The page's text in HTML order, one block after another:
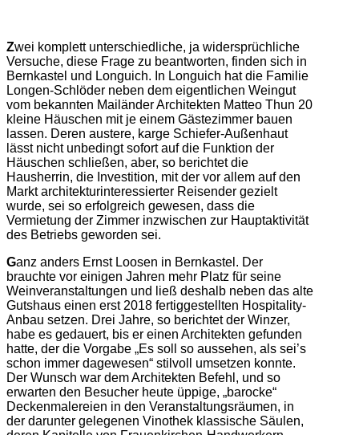
Zwei komplett unterschiedliche, ja widersprüchliche
Versuche, diese Frage zu beantworten, finden sich in
Bernkastel und Longuich. In Longuich hat die Familie
Longen-Schlöder neben dem eigentlichen Weingut
vom bekannten Mailänder Architekten Matteo Thun 20
kleine Häuschen mit je einem Gästezimmer bauen
lassen. Deren austere, karge Schiefer-Außenhaut
lässt nicht unbedingt sofort auf die Funktion der
Häuschen schließen, aber, so berichtet die
Hausherrin, die Investition, mit der vor allem auf den
Markt architekturinteressierter Reisender gezielt
wurde, sei so erfolgreich gewesen, dass die
Vermietung der Zimmer inzwischen zur Hauptaktivität
des Betriebs geworden sei.
Ganz anders Ernst Loosen in Bernkastel. Der
brauchte vor einigen Jahren mehr Platz für seine
Weinveranstaltungen und ließ deshalb neben das alte
Gutshaus einen erst 2018 fertiggestellten Hospitality-
Anbau setzen. Drei Jahre, so berichtet der Winzer,
habe es gedauert, bis er einen Architekten gefunden
hatte, der die Vorgabe „Es soll so aussehen, als sei’s
schon immer dagewesen“ stilvoll umsetzen konnte.
Der Wunsch war dem Architekten Befehl, und so
erwarten den Besucher heute üppige, „barocke“
Deckenmalereien in den Veranstaltungsräumen, in
der darunter gelegenen Vinothek klassische Säulen,